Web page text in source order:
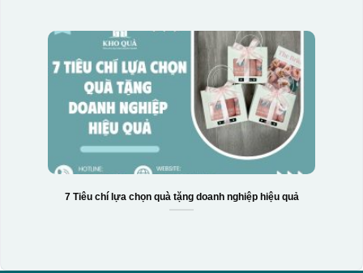
7 Tiêu chí lựa chọn quà tặng doanh nghiệp hiệu quả